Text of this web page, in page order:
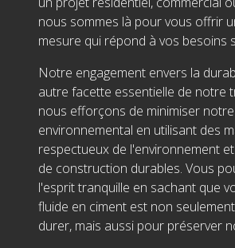
nous sommes là pour vous offrir
mesure qui répond à vos besoins
Notre engagement envers la
autre facette essentielle de notre
nous efforçons de minimiser
environnemental en utilisant des
respectueux de l'environnement
de construction durables. Vous
l'esprit tranquille en sachant que
fluide en ciment est non
durer, mais aussi pour préserver